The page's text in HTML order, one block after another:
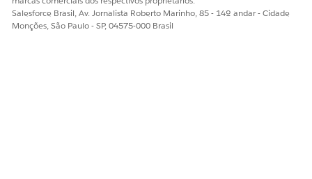
Salesforce Brasil, Av. Jornalista Roberto Marinho, 85 - 14º andar - Cidade
Monções, São Paulo - SP, 04575-000 Brasil